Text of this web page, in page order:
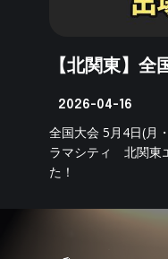
【北関東】全
2026-04-16
全国大会 5月4日(月
ラマシティ 北関東
た！